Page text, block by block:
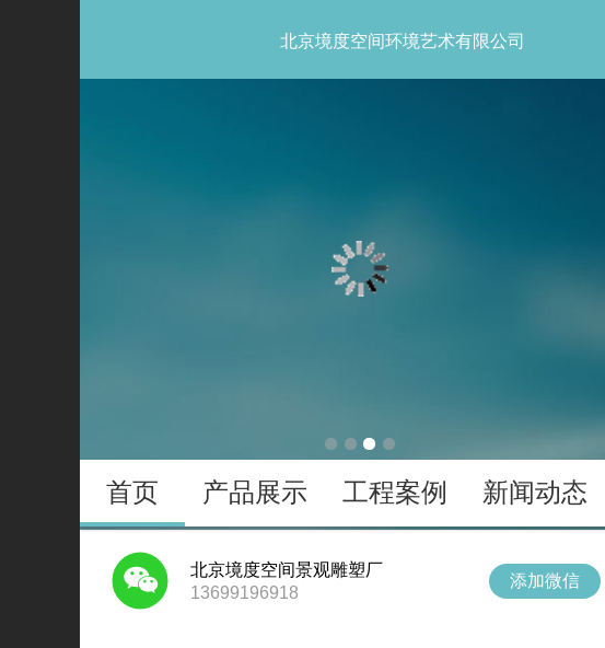
北京境度空间环境艺术有限公司
首页 产品展示 工程案例 新闻动态
北京境度空间景观雕塑厂
13699196918
添加微信